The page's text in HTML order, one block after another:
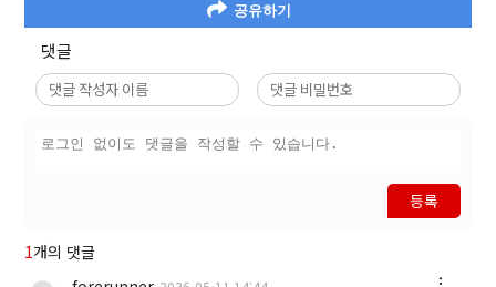
공유하기
댓글
등록
1개의 댓글